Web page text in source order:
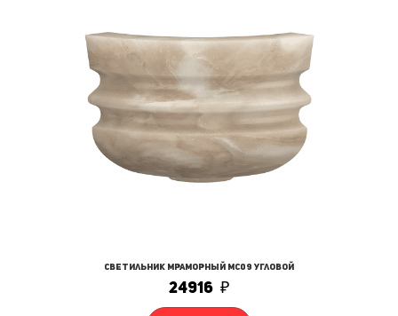
Светильник мраморный МС09 угловой
24916 ₽